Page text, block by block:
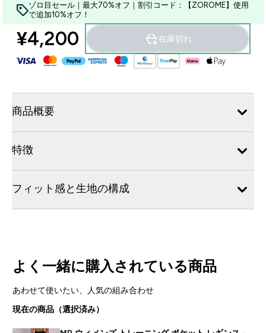
ゾロ目セール｜最大70%オフ｜割引コード：【ZOROME】使用
で追加10%オフ！
¥4,200‎ 在庫切れ
商品概要
特徴
フィット感と生地の構成
よく一緒に購入されている商品
あわせて使いたい、人気の組み合わせ
現在の商品（選択済み）